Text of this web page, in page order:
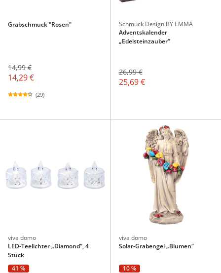
Grabschmuck "Rosen"
14,99 €
14,29 €
(29)
Schmuck Design BY EMMA
Adventskalender
„Edelsteinzauber“
26,99 €
25,69 €
viva domo
LED-Teelichter „Diamond“, 4
Stück
41 %
viva domo
Solar-Grabengel „Blumen“
10 %